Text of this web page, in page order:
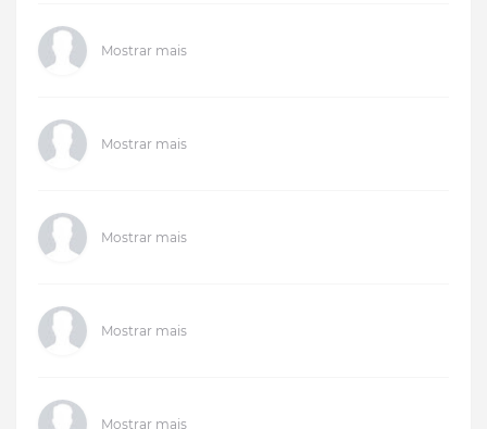
Mostrar mais
Mostrar mais
Mostrar mais
Mostrar mais
Mostrar mais